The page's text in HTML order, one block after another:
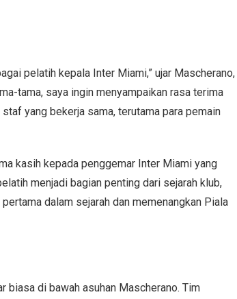
pelatih kepala Inter Miami,” ujar Mascherano,
tama, saya ingin menyampaikan rasa terima
yang bekerja sama, terutama para pemain
kasih kepada penggemar Inter Miami yang
menjadi bagian penting dari sejarah klub,
dalam sejarah dan memenangkan Piala
biasa di bawah asuhan Mascherano. Tim